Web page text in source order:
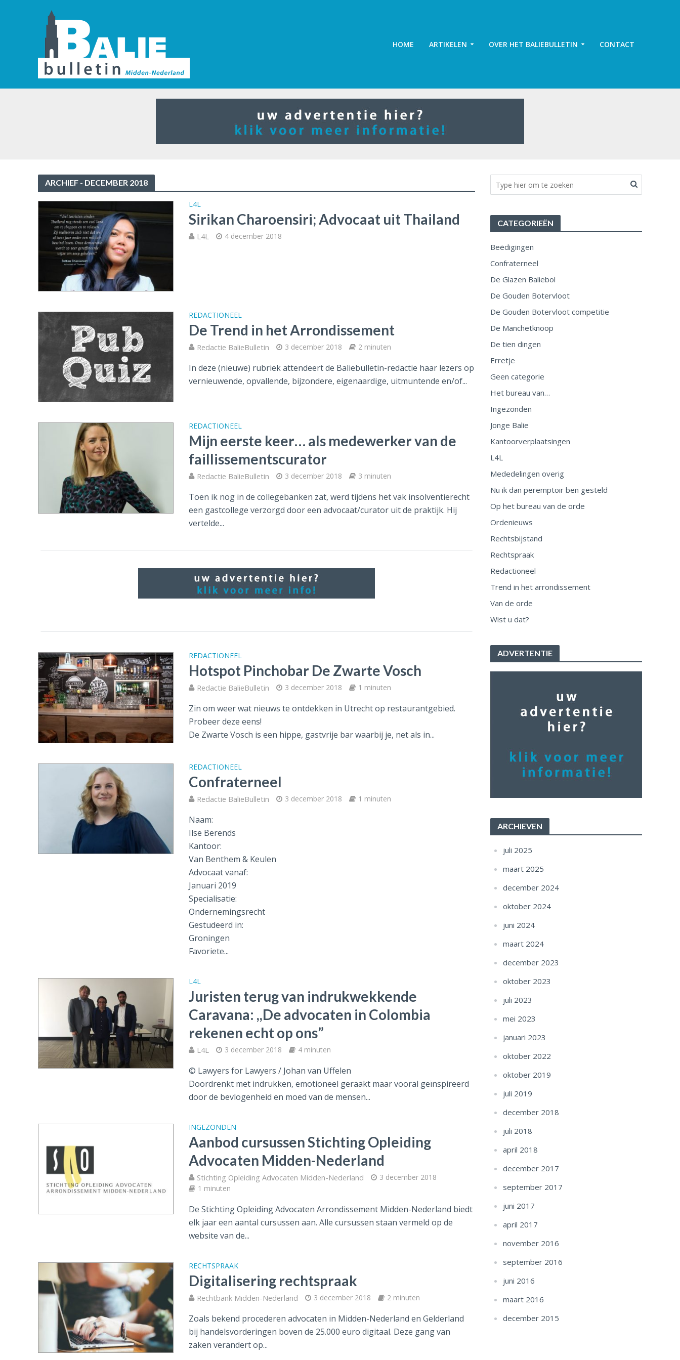
HOME ARTIKELEN OVER HET BALIEBULLETIN CONTACT
ARCHIEF - DECEMBER 2018
L4L
Sirikan Charoensiri; Advocaat uit Thailand
L4L 4 december 2018
REDACTIONEEL
De Trend in het Arrondissement
Redactie BalieBulletin 3 december 2018 2 minuten
In deze (nieuwe) rubriek attendeert de Baliebulletin-redactie haar lezers op
vernieuwende, opvallende, bijzondere, eigenaardige, uitmuntende en/of...
REDACTIONEEL
Mijn eerste keer… als medewerker van de
faillissementscurator
Redactie BalieBulletin 3 december 2018 3 minuten
Toen ik nog in de collegebanken zat, werd tijdens het vak insolventierecht
een gastcollege verzorgd door een advocaat/curator uit de praktijk. Hij
vertelde...
REDACTIONEEL
Hotspot Pinchobar De Zwarte Vosch
Redactie BalieBulletin 3 december 2018 1 minuten
Zin om weer wat nieuws te ontdekken in Utrecht op restaurantgebied.
Probeer deze eens!
De Zwarte Vosch is een hippe, gastvrije bar waarbij je, net als in...
REDACTIONEEL
Confraterneel
Redactie BalieBulletin 3 december 2018 1 minuten
Naam:
Ilse Berends
Kantoor:
Van Benthem & Keulen
Advocaat vanaf:
Januari 2019
Specialisatie:
Ondernemingsrecht
Gestudeerd in:
Groningen
Favoriete...
L4L
Juristen terug van indrukwekkende
Caravana: ,,De advocaten in Colombia
rekenen echt op ons”
L4L 3 december 2018 4 minuten
© Lawyers for Lawyers / Johan van Uffelen
Doordrenkt met indrukken, emotioneel geraakt maar vooral geïnspireerd
door de bevlogenheid en moed van de mensen...
INGEZONDEN
Aanbod cursussen Stichting Opleiding
Advocaten Midden-Nederland
Stichting Opleiding Advocaten Midden-Nederland
3 december 2018
1 minuten
De Stichting Opleiding Advocaten Arrondissement Midden-Nederland biedt
elk jaar een aantal cursussen aan. Alle cursussen staan vermeld op de
website van de...
RECHTSPRAAK
Digitalisering rechtspraak
Rechtbank Midden-Nederland 3 december 2018 2 minuten
Zoals bekend procederen advocaten in Midden-Nederland en Gelderland
bij handelsvorderingen boven de 25.000 euro digitaal. Deze gang van
zaken verandert op...
CATEGORIEËN
Beëdigingen
Confraterneel
De Glazen Baliebol
De Gouden Botervloot
De Gouden Botervloot competitie
De Manchetknoop
De tien dingen
Erretje
Geen categorie
Het bureau van…
Ingezonden
Jonge Balie
Kantoorverplaatsingen
L4L
Mededelingen overig
Nu ik dan peremptoir ben gesteld
Op het bureau van de orde
Ordenieuws
Rechtsbijstand
Rechtspraak
Redactioneel
Trend in het arrondissement
Van de orde
Wist u dat?
ADVERTENTIE
ARCHIEVEN
juli 2025
maart 2025
december 2024
oktober 2024
juni 2024
maart 2024
december 2023
oktober 2023
juli 2023
mei 2023
januari 2023
oktober 2022
oktober 2019
juli 2019
december 2018
juli 2018
april 2018
december 2017
september 2017
juni 2017
april 2017
november 2016
september 2016
juni 2016
maart 2016
december 2015